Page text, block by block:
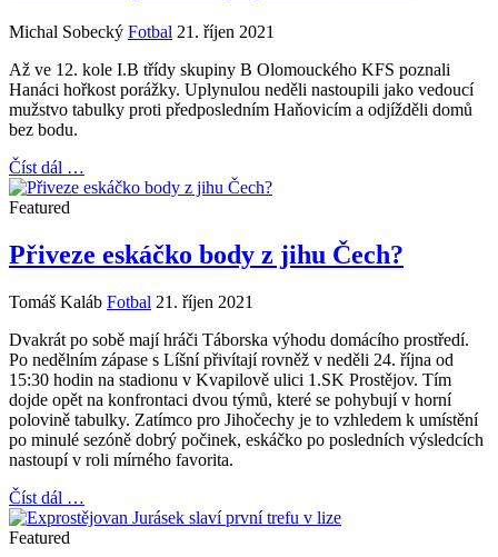
Michal Sobecký Fotbal 21. říjen 2021
Až ve 12. kole I.B třídy skupiny B Olomouckého KFS poznali
Hanáci hořkost porážky. Uplynulou neděli nastoupili jako vedoucí
mužstvo tabulky proti předposledním Haňovicím a odjížděli domů
bez bodu.
Číst dál …
Featured
Přiveze eskáčko body z jihu Čech?
Tomáš Kaláb Fotbal 21. říjen 2021
Dvakrát po sobě mají hráči Táborska výhodu domácího prostředí.
Po nedělním zápase s Líšní přivítají rovněž v neděli 24. října od
15:30 hodin na stadionu v Kvapilově ulici 1.SK Prostějov. Tím
dojde opět na konfrontaci dvou týmů, které se pohybují v horní
polovině tabulky. Zatímco pro Jihočechy je to vzhledem k umístění
po minulé sezóně dobrý počinek, eskáčko po posledních výsledcích
nastoupí v roli mírného favorita.
Číst dál …
Featured